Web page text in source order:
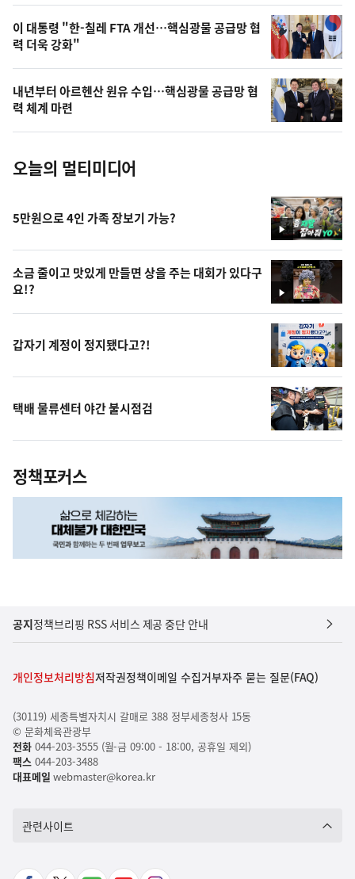
오
늘
의
사
진
이 대통령 "한-칠레 FTA 개선…핵심광물 공급망 협
력 더욱 강화"
내년부터 아르헨산 원유 수입…핵심광물 공급망 협
력 체계 마련
오늘의 멀티미디어
영
상
5만원으로 4인 가족 장보기 가능?
영
상
소금 줄이고 맛있게 만들면 상을 주는 대회가 있다구
요!?
갑자기 계정이 정지됐다고?!
택배 물류센터 야간 불시점검
정책포커스
공지정책브리핑 RSS 서비스 제공 중단 안내
개인정보처리방침저작권정책이메일 수집거부자주 묻는 질문(FAQ)
(30119) 세종특별자치시 갈매로 388 정부세종청사 15동
© 문화체육관광부
전화044-203-3555 (월-금 09:00 - 18:00, 공휴일 제외)
팩스044-203-3488
대표메일 webmaster@korea.kr
관련사이트